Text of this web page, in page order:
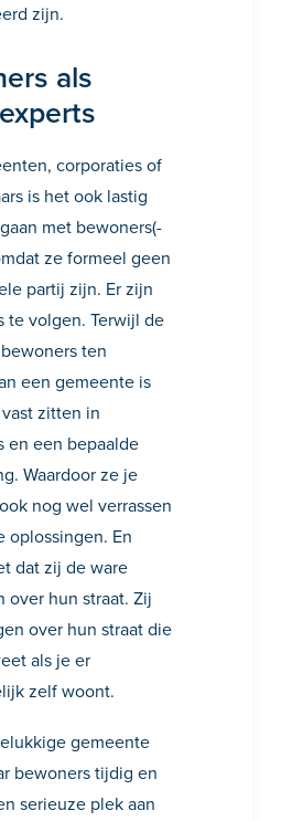
zijn.
als
corporaties of
is het ook lastig
met bewoners(-
ze formeel geen
partij zijn. Er zijn
te volgen. Terwijl de
ten
een gemeente is
zitten in
en een bepaalde
Waardoor ze je
nog wel verrassen
oplossingen. En
dat zij de ware
over hun straat. Zij
over hun straat die
als je er
zelf woont.
gemeente
bewoners tijdig en
serieuze plek aan